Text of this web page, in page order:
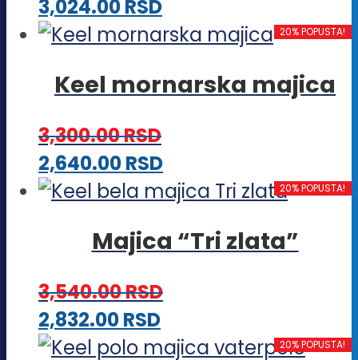
na
stranici
proizvoda.
3,024.00RSDOvaj
proizvod
više
mogu
biti
izabrane
na
stranici
20% POPUSTA!
Keel mornarska majica
3,300.00RSD
2,640.00RSDOvaj
proizvod
više
Opcije
20% POPUSTA!
Majica “Tri zlata”
3,540.00RSD
2,832.00RSDOvaj
proizvod
20% POPUSTA!